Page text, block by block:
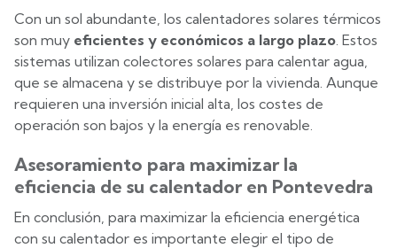
Con un sol abundante, los calentadores solares térmicos
son muy eficientes y económicos a largo plazo . Estos
sistemas utilizan colectores solares para calentar agua,
que se almacena y se distribuye por la vivienda. Aunque
requieren una inversión inicial alta, los costes de
operación son bajos y la energía es renovable.
Asesoramiento para maximizar la
eficiencia de su calentador en Pontevedra
En conclusión, para maximizar la eficiencia energética
con su calentador es importante elegir el tipo de